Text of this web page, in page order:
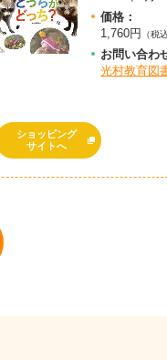
価格：
1,760円
（税
お問い合わ
光村教育図
ショッピング
サイトへ